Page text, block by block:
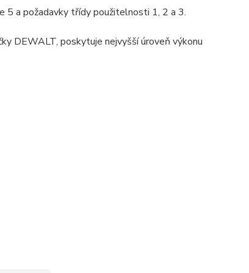
5 a požadavky třídy použitelnosti 1, 2 a 3.
DEWALT, poskytuje nejvyšší úroveň výkonu